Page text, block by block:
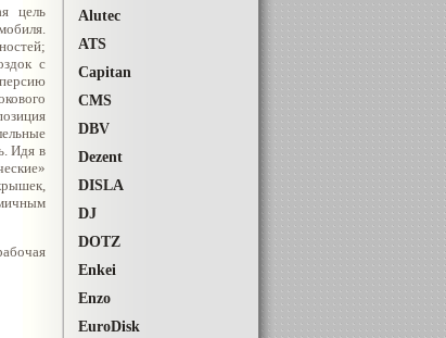
цель
с
Идя в
Alutec
ATS
Capitan
CMS
DBV
Dezent
DISLA
DJ
DOTZ
Enkei
Enzo
EuroDisk